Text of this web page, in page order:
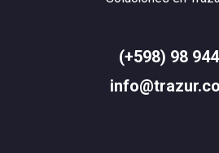
(+598) 98